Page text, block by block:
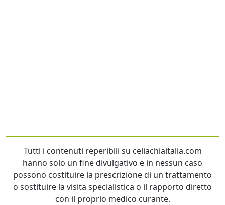
Tutti i contenuti reperibili su celiachiaitalia.com
hanno solo un fine divulgativo e in nessun caso
possono costituire la prescrizione di un trattamento
o sostituire la visita specialistica o il rapporto diretto
con il proprio medico curante.